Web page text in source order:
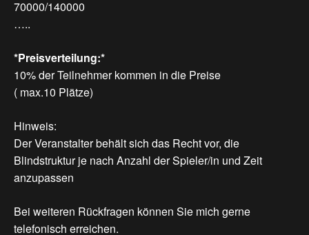
70000/140000
…..
*Preisverteilung:*
10% der Teilnehmer kommen in die Preise
( max.10 Plätze)
Hinweis:
Der Veranstalter behält sich das Recht vor, die
Blindstruktur je nach Anzahl der Spieler/in und Zeit
anzupassen
Bei weiteren Rückfragen können Sie mich gerne
telefonisch erreichen.